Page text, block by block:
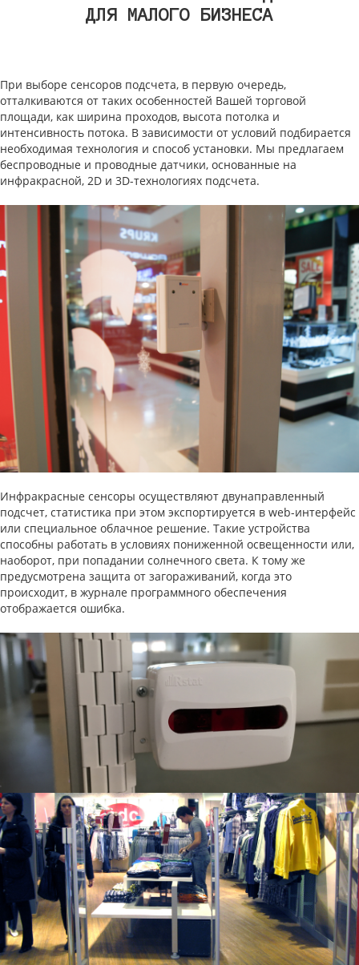
ДЛЯ МАЛОГО БИЗНЕСА
При выборе сенсоров подсчета, в первую очередь,
отталкиваются от таких особенностей Вашей торговой
площади, как ширина проходов, высота потолка и
интенсивность потока. В зависимости от условий подбирается
необходимая технология и способ установки. Мы предлагаем
беспроводные и проводные датчики, основанные на
инфракрасной, 2D и 3D-технологиях подсчета.
Инфракрасные сенсоры осуществляют двунаправленный
подсчет, статистика при этом экспортируется в web-интерфейс
или специальное облачное решение. Такие устройства
способны работать в условиях пониженной освещенности или,
наоборот, при попадании солнечного света. К тому же
предусмотрена защита от загораживаний, когда это
происходит, в журнале программного обеспечения
отображается ошибка.